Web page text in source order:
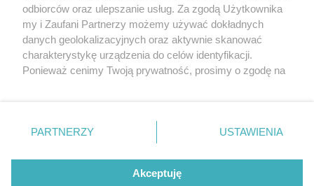
REKLAMA WSPÓŁPRACA RSS FACEBOOK KONTAKT
Nasze serwisy
Aktualności
Tcz24
Historia miasta
Muzyka i kultura
Archiwum wydarzeń
Zdjęcia miasta
odbiorców oraz ulepszanie usług. Za zgodą Użytkownika
my i Zaufani Partnerzy możemy używać dokładnych
danych geolokalizacyjnych oraz aktywnie skanować
charakterystykę urządzenia do celów identyfikacji.
Ponieważ cenimy Twoją prywatność, prosimy o zgodę na
znajdujący się w lewym dolnym rogu strony
. Niektóre
przetwarzaniu. Preferencje będą miały zastosowania tylko
PARTNERZY USTAWIENIA
Akceptuję